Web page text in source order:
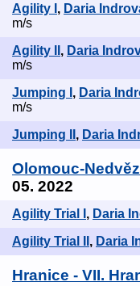
Agility I , Daria
m/s
Agility II , Daria
m/s
Jumping I , Daria
m/s
Jumping II , Daria
Olomouc-
05. 2022
Agility Trial I , Daria
Agility Trial II , Daria
Hranice - VII.